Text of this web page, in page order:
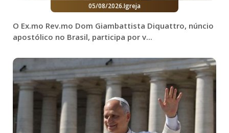
05/08/2026.Igreja
O Ex.mo Rev.mo Dom Giambattista Diquattro, núncio
apostólico no Brasil, participa por v...